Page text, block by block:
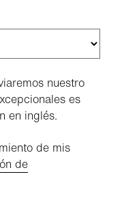
nuestro
es
en inglés.
de mis
de